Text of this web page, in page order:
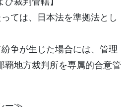
ては、日本法を準拠法とし
争が生じた場合には、管理
覇地方裁判所を専属的合意管